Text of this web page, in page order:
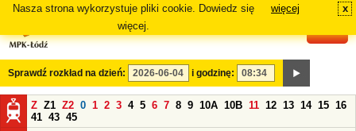
Nasza strona wykorzystuje pliki cookie. Dowiedz się
więcej.
więcej x
Sprawdź rozkład na dzień: i godzinę:
Z Z1 Z2 0 1 2 3 4 5 6 7 8 9 10A 10B 11 12 13 14 15 16
41 43 45